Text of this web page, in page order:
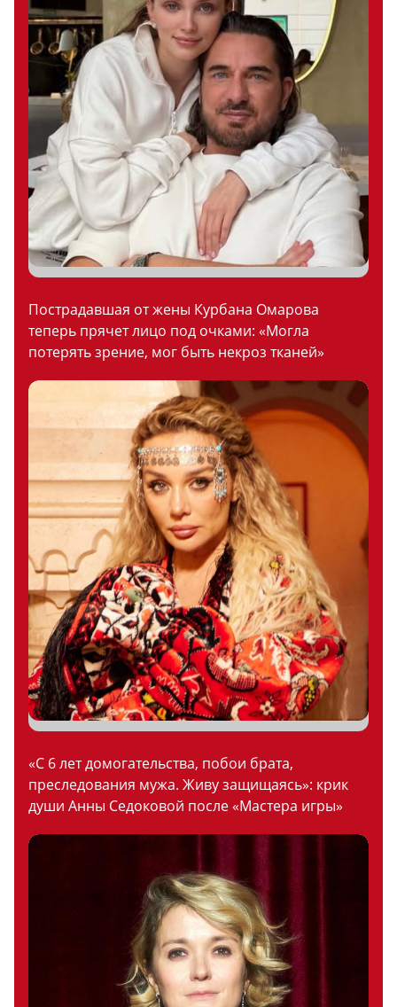
Пострадавшая от жены Курбана Омарова
теперь прячет лицо под очками: «Могла
потерять зрение, мог быть некроз тканей»
«С 6 лет домогательства, побои брата,
преследования мужа. Живу защищаясь»: крик
души Анны Седоковой после «Мастера игры»